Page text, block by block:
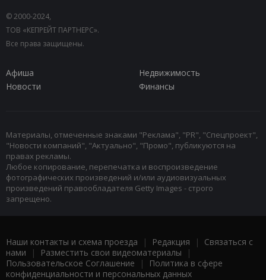
© 2000-2024,
ТОВ «КЕПРЕЙТ ПАРТНЕРС».
Все права защищены.
Афиша
Недвижимость
Новости
Финансы
Материалы, отмеченные знаками "Реклама", "PR", "Спецпроект",
"Новости компаний", "Актуально", "Промо", публикуются на
правах рекламы.
Любое копирование, перепечатка и воспроизведение
фотографических произведений и/или аудиовизуальных
произведений правообладателя Getty Images - строго
запрещено.
Наши контакты и схема проезда | Редакция | Связаться с
нами | Разместить свои видеоматериалы |
Пользовательское Соглашение |
Политика в сфере
конфиденциальности и персональных данных